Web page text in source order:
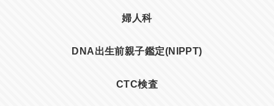
婦人科
DNA出生前親子鑑定(NIPPT)
CTC検査